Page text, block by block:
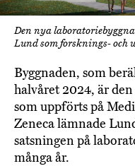
Den nya
Lund som forsknings- och
Byggnaden, som
halvåret 2024, är
som uppförts på
Zeneca lämnade
satsningen på
många år.